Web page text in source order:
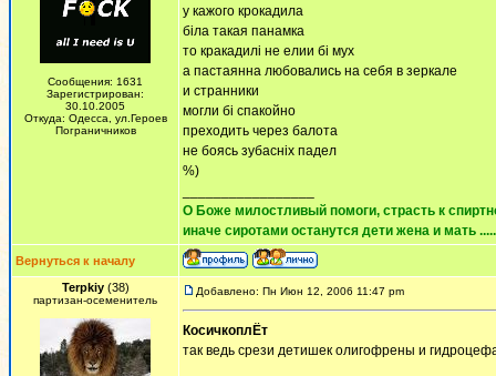
Сообщения: 1631
Зарегистрирован:
30.10.2005
Откуда: Одесса, ул.Героев
Пограничников
у кажого крокадила
біла такая панамка
то кракадилі не елии бі мух
а пастаянна любовались на себя в зеркале
и странники
могли бі спакойно
преходить через балота
не боясь зубасніх падел
%)
О Боже милостливый помоги, страсть к
иначе сиротами останутся дети жена и мать
Вернуться к началу
Terpkiy(38)
партизан-осеменитель
Добавлено: Пн Июн 12, 2006 11:47 pm
КосичкоплЁт
так ведь срези детишек олигофрены и